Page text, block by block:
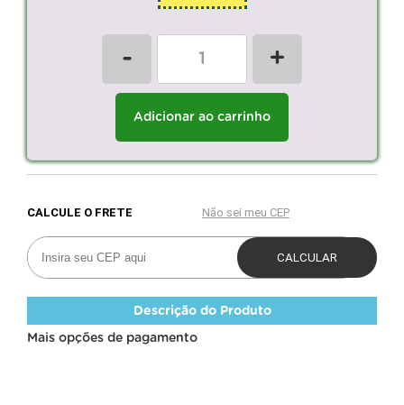
- +
Adicionar ao carrinho
Descrição do Produto
Mais opções de pagamento